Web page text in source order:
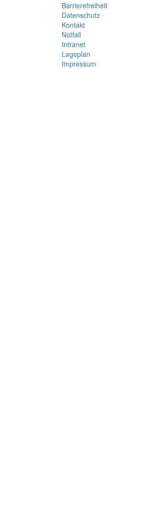
Barrierefreiheit
Datenschutz
Kontakt
Notfall
Intranet
Lageplan
Impressum